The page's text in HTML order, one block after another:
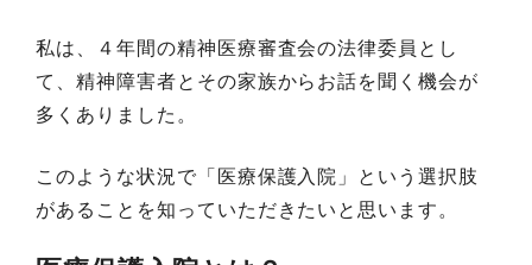
私は、４年間の精神医療審査会の法律委員とし
て、精神障害者とその家族からお話を聞く機会が
多くありました。
このような状況で「医療保護入院」という選択肢
があることを知っていただきたいと思います。